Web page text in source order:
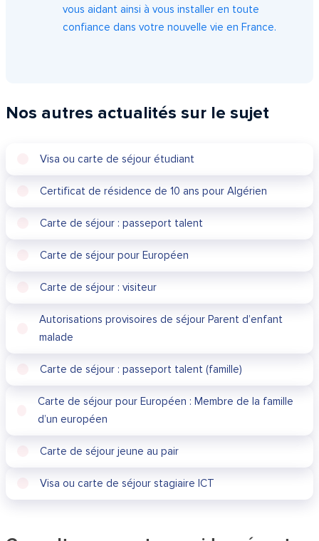
vous aidant ainsi à vous installer en toute
confiance dans votre nouvelle vie en France.
Nos autres actualités sur le sujet
Visa ou carte de séjour étudiant
Certificat de résidence de 10 ans pour Algérien
Carte de séjour : passeport talent
Carte de séjour pour Européen
Carte de séjour : visiteur
Autorisations provisoires de séjour Parent d’enfant
malade
Carte de séjour : passeport talent (famille)
Carte de séjour pour Européen : Membre de la famille
d’un européen
Carte de séjour jeune au pair
Visa ou carte de séjour stagiaire ICT